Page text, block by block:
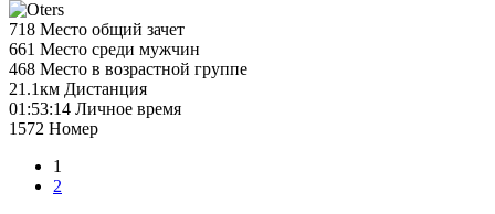
718 Место общий зачет
661 Место среди мужчин
468 Место в возрастной группе
21.1км Дистанция
01:53:14 Личное время
1572 Номер
1
2